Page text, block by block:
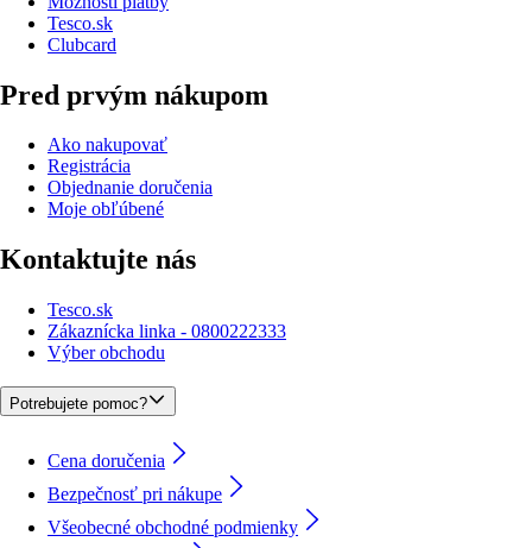
Tesco.sk
Clubcard
Pred prvým nákupom
Ako nakupovať
Registrácia
Objednanie doručenia
Moje obľúbené
Kontaktujte nás
Tesco.sk
Zákaznícka linka - 0800222333
Výber obchodu
Potrebujete pomoc?
Cena doručenia
Bezpečnosť pri nákupe
Všeobecné obchodné podmienky